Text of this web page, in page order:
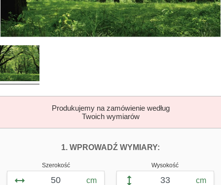
Produkujemy na zamówienie według
Twoich wymiarów
1. WPROWADŹ WYMIARY:
Szerokość
cm
Wysokość
cm